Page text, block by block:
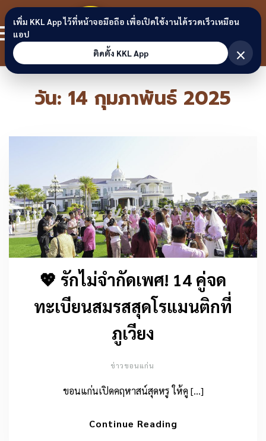
Skip to content
ขอนแก่น
ลิงก์
วัน: 14 กุมภาพันธ์ 2025
💖 รักไม่จำกัดเพศ! 14 คู่จด
ทะเบียนสมรสสุดโรแมนติกที่
ภูเวียง
ข่าวขอนแก่น
ขอนแก่นเปิดคฤหาสน์สุดหรู ให้คู […]
Continue Reading
เพิ่ม KKL App ไว้ที่หน้าจอมือถือ เพื่อเปิดใช้งานได้รวดเร็วเหมือน
แอป
ติดตั้ง KKL App
×